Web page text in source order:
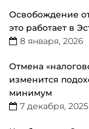
Освобождение
это работает в
8 января, 2026
Отмена
изменится
минимум
7 декабря, 2025